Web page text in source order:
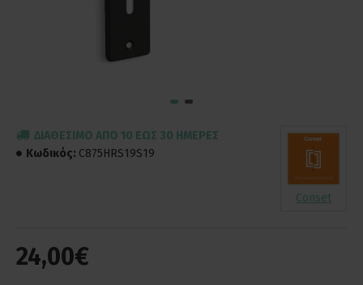
24,00€
ΔΙΑΘΈΣΙΜΟ ΑΠΌ 10 ΈΩΣ 30 ΗΜΈΡΕΣ
Κωδικός: C875HRS19S19
Conset